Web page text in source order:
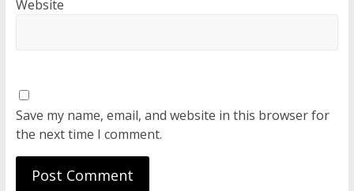
Website
Save my name, email, and website in this browser for
the next time I comment.